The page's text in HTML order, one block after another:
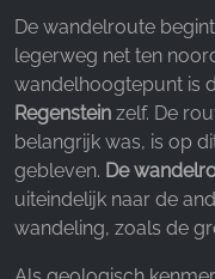
De wandelroute
legerweg net ten
wandelhoogtepunt is
Regenstein zelf. De
belangrijk was, is op
gebleven. De
uiteindelijk naar de
wandeling, zoals de
Facebook Pixel
Name:
_fbp, fr, _fbq, fbq
Provider:
Facebook
Purpose: